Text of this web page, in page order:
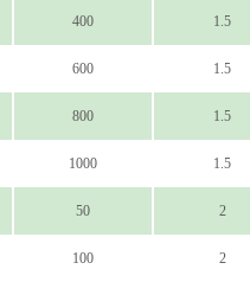
400 1.5
600 1.5
800 1.5
1000 1.5
50 2
100 2